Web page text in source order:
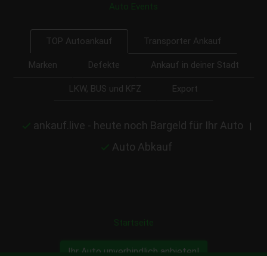
Auto Events
TOP Autoankauf Transporter Ankauf
Marken Defekte Ankauf in deiner Stadt
LKW, BUS und KFZ Export
ankauf.live - heute noch Bargeld für Ihr Auto |
Auto Abkauf
Startseite
Ihr Auto unverbindlich anbieten!